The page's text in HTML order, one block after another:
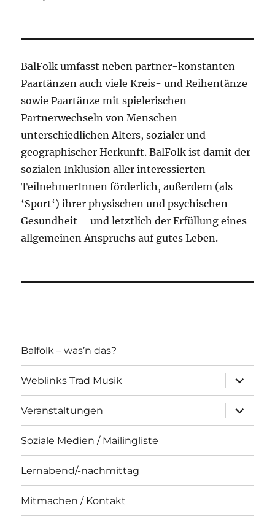
BalFolk umfasst neben partner-konstanten
Paartänzen auch viele Kreis- und Reihentänze
sowie Paartänze mit spielerischen
Partnerwechseln von Menschen
unterschiedlichen Alters, sozialer und
geographischer Herkunft. BalFolk ist damit der
sozialen Inklusion aller interessierten
TeilnehmerInnen förderlich, außerdem (als
‘Sport‘) ihrer physischen und psychischen
Gesundheit – und letztlich der Erfüllung eines
allgemeinen Anspruchs auf gutes Leben.
Balfolk – was’n das?
Weblinks Trad Musik
öffnen
Veranstaltungen
öffnen
Soziale Medien / Mailingliste
Lernabend/-nachmittag
Mitmachen / Kontakt